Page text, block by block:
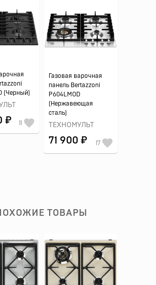
(Черный)
₽ 11
Газовая варочная
панель Bertazzoni
P604LMOD
(Нержавеющая
сталь)
ТЕХНОМУЛЬТ
71 900 ₽ 17
ТОВАРЫ